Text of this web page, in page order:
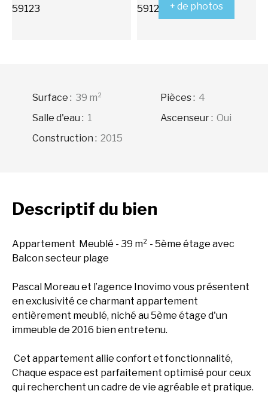
+ de photos
Surface : 39 m² Pièces: 4
Salle d'eau : 1 Ascenseur: Oui
Construction : 2015
Descriptif du bien
Appartement Meublé - 39 m² - 5ème étage avec
Balcon secteur plage
Pascal Moreau et l’agence Inovimo vous présentent
en exclusivité ce charmant appartement
entièrement meublé, niché au 5ème étage d'un
immeuble de 2016 bien entretenu.
Cet appartement allie confort et fonctionnalité,
Chaque espace est parfaitement optimisé pour ceux
qui recherchent un cadre de vie agréable et pratique.